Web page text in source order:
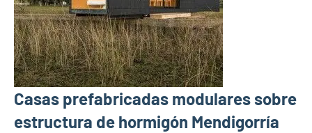
Casas prefabricadas modulares sobre
estructura de hormigón Mendigorría